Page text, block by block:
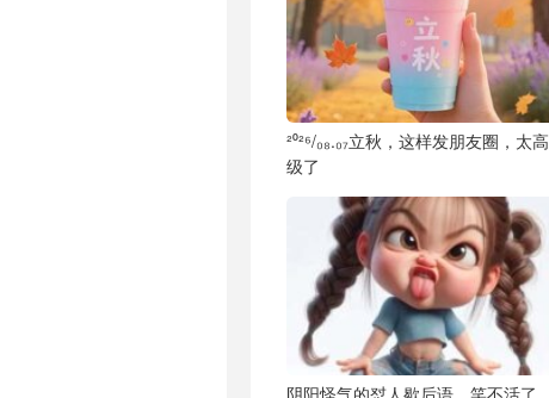
²⁰²⁶/₀₈.₀₇立秋，这样发朋友圈，太高
级了
阴阳怪气的怼人歇后语，笑不活了